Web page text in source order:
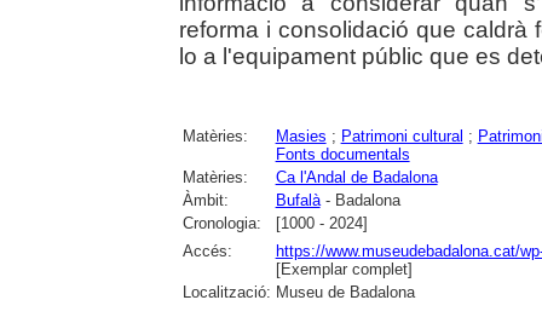
reforma i consolidació que caldrà
lo a l'equipament públic que es
Matèries: Masies ; Patrimoni cultural ;
Fonts documentals
Matèries:
Ca l'Andal de Badalona
Àmbit:
Bufalà- Badalona
Cronologia:
[1000 - 2024]
Accés:
https://www.museudebadalona.cat/
[Exemplar complet]
Localització: Museu de Badalona